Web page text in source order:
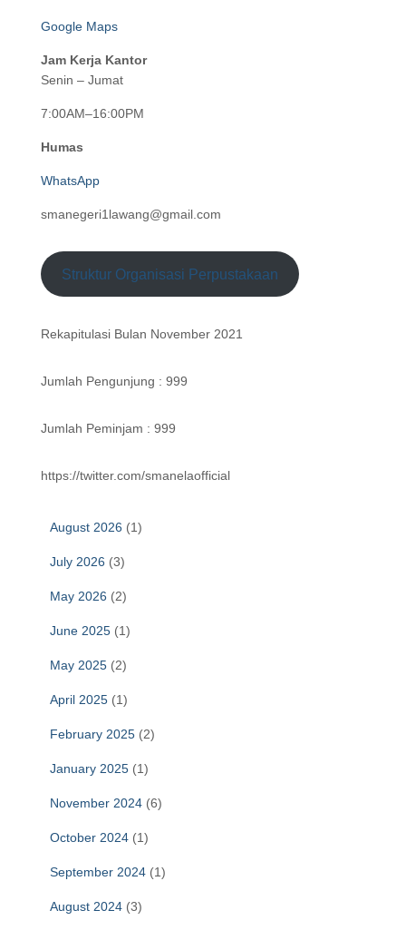
Google Maps
Jam Kerja Kantor
Senin – Jumat
7:00AM–16:00PM
Humas
WhatsApp
smanegeri1lawang@gmail.com
Struktur Organisasi Perpustakaan
Rekapitulasi Bulan November 2021
Jumlah Pengunjung : 999
Jumlah Peminjam : 999
https://twitter.com/smanelaofficial
August 2026 (1)
July 2026 (3)
May 2026 (2)
June 2025 (1)
May 2025 (2)
April 2025 (1)
February 2025 (2)
January 2025 (1)
November 2024 (6)
October 2024 (1)
September 2024 (1)
August 2024 (3)